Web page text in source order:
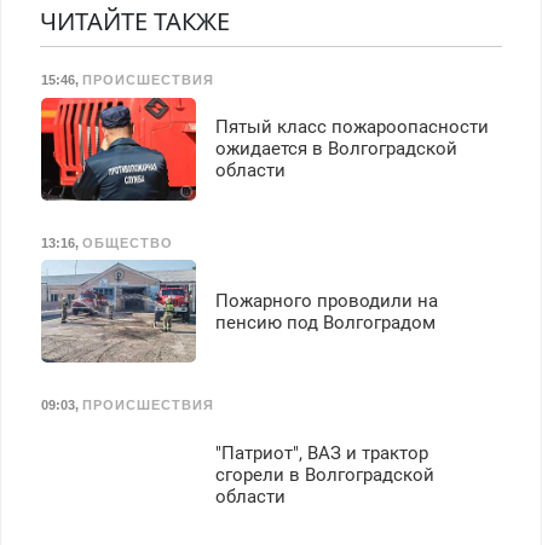
безопасности с з/п до
гарантией. Все р-ны.
40%. Мастер со стажем.
ЧИТАЙТЕ ТАКЖЕ
15:46, ПРОИСШЕСТВИЯ
Пятый класс пожароопасности
ожидается в Волгоградской
области
13:16, ОБЩЕСТВО
Пожарного проводили на
пенсию под Волгоградом
09:03, ПРОИСШЕСТВИЯ
"Патриот", ВАЗ и трактор
сгорели в Волгоградской
области